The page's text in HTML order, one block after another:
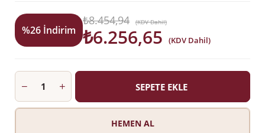
%26 İndirim
₺8.454,94 (KDV Dahil)
₺6.256,65 (KDV Dahil)